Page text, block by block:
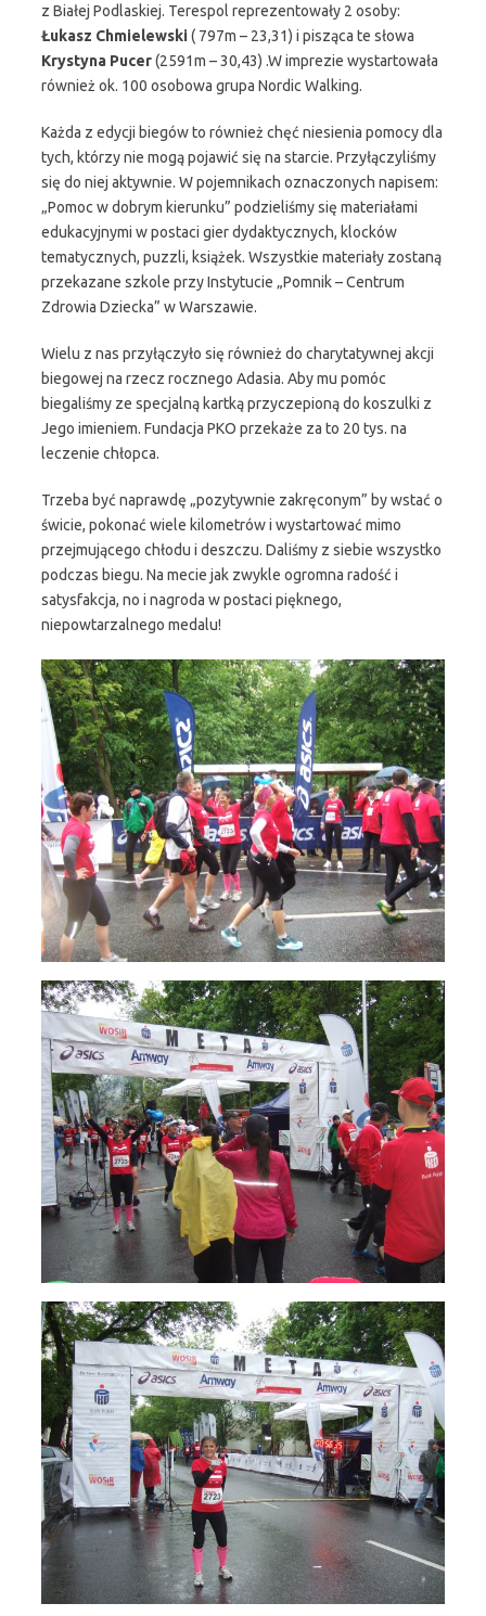
z Białej Podlaskiej. Terespol reprezentowały 2 osoby:
Łukasz Chmielewski( 797m – 23,31) i pisząca te słowa
Krystyna Pucer(2591m – 30,43) .W imprezie wystartowała
również ok. 100 osobowa grupa Nordic Walking.
Każda z edycji biegów to również chęć niesienia pomocy dla
tych, którzy nie mogą pojawić się na starcie. Przyłączyliśmy
się do niej aktywnie. W pojemnikach oznaczonych napisem:
„Pomoc w dobrym kierunku” podzieliśmy się materiałami
edukacyjnymi w postaci gier dydaktycznych, klocków
tematycznych, puzzli, książek. Wszystkie materiały zostaną
przekazane szkole przy Instytucie „Pomnik – Centrum
Zdrowia Dziecka” w Warszawie.
Wielu z nas przyłączyło się również do charytatywnej akcji
biegowej na rzecz rocznego Adasia. Aby mu pomóc
biegaliśmy ze specjalną kartką przyczepioną do koszulki z
Jego imieniem. Fundacja PKO przekaże za to 20 tys. na
leczenie chłopca.
Trzeba być naprawdę „pozytywnie zakręconym” by wstać o
świcie, pokonać wiele kilometrów i wystartować mimo
przejmującego chłodu i deszczu. Daliśmy z siebie wszystko
podczas biegu. Na mecie jak zwykle ogromna radość i
satysfakcja, no i nagroda w postaci pięknego,
niepowtarzalnego medalu!